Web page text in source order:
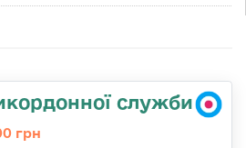
служби
грн